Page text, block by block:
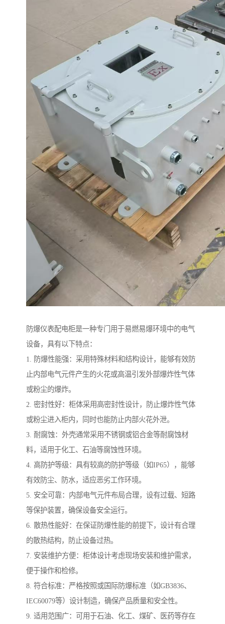
防爆仪表配电柜是一种专门用于易燃易爆环境中的电气
设备，具有以下特点：
1. 防爆性能强：采用特殊材料和结构设计，能够有效防
止内部电气元件产生的火花或高温引发外部爆炸性气体
或粉尘的爆炸。
2. 密封性好：柜体采用高密封性设计，防止爆炸性气体
或粉尘进入柜内，同时也能防止内部火花外泄。
3. 耐腐蚀：外壳通常采用不锈钢或铝合金等耐腐蚀材
料，适用于化工、石油等腐蚀性环境。
4. 高防护等级：具有较高的防护等级（如IP65），能够
有效防尘、防水，适应恶劣工作环境。
5. 安全可靠：内部电气元件布局合理，设有过载、短路
等保护装置，确保设备安全运行。
6. 散热性能好：在保证防爆性能的前提下，设计有合理
的散热结构，防止设备过热。
7. 安装维护方便：柜体设计考虑现场安装和维护需求，
便于操作和检修。
8. 符合标准：严格按照或国际防爆标准（如GB3836、
IEC60079等）设计制造，确保产品质量和安全性。
9. 适用范围广：可用于石油、化工、煤矿、医药等存在